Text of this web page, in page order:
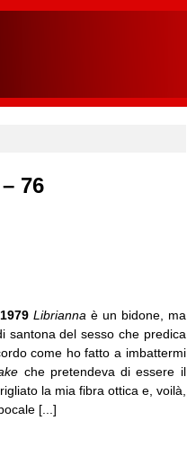
76
Librianna è un bidone, ma
santona del sesso che predica
come ho fatto a imbattermi
che pretendeva di essere il
la mia fibra ottica e, voilà,
[...]